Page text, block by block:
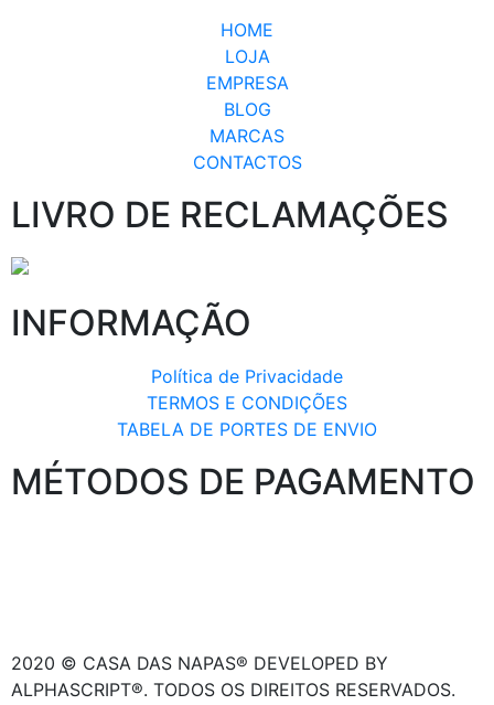
HOME
LOJA
EMPRESA
BLOG
MARCAS
CONTACTOS
LIVRO DE RECLAMAÇÕES
INFORMAÇÃO
Política de Privacidade
TERMOS E CONDIÇÕES
TABELA DE PORTES DE ENVIO
MÉTODOS DE PAGAMENTO
2020 © CASA DAS NAPAS® DEVELOPED BY
ALPHASCRIPT®. TODOS OS DIREITOS RESERVADOS.